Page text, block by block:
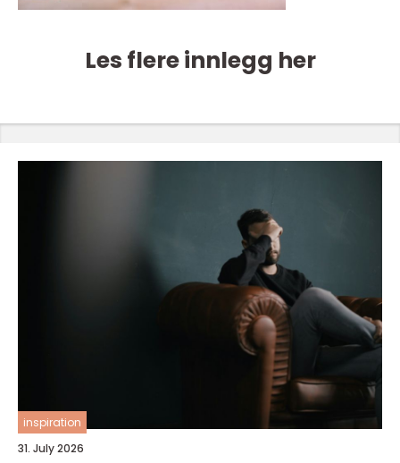
Les flere innlegg her
inspiration
31. July 2026